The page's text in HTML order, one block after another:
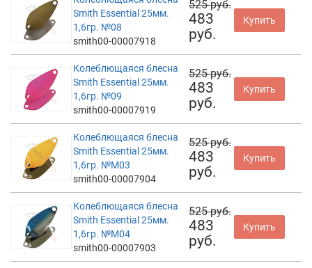
Smith Essential 25мм.
1,6гр. №08
smith00-00007918
525 руб.
483
руб.
Купить
Колеблющаяся блесна
Smith Essential 25мм.
1,6гр. №09
smith00-00007919
525 руб.
483
руб.
Купить
Колеблющаяся блесна
Smith Essential 25мм.
1,6гр. №M03
smith00-00007904
525 руб.
483
руб.
Купить
Колеблющаяся блесна
Smith Essential 25мм.
1,6гр. №M04
smith00-00007903
525 руб.
483
руб.
Купить